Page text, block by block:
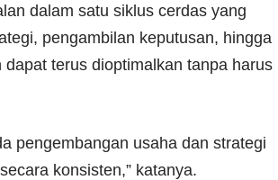
dalam satu siklus cerdas yang
pengambilan keputusan, hingga
terus dioptimalkan tanpa harus
pengembangan usaha dan strategi
konsisten,” katanya.